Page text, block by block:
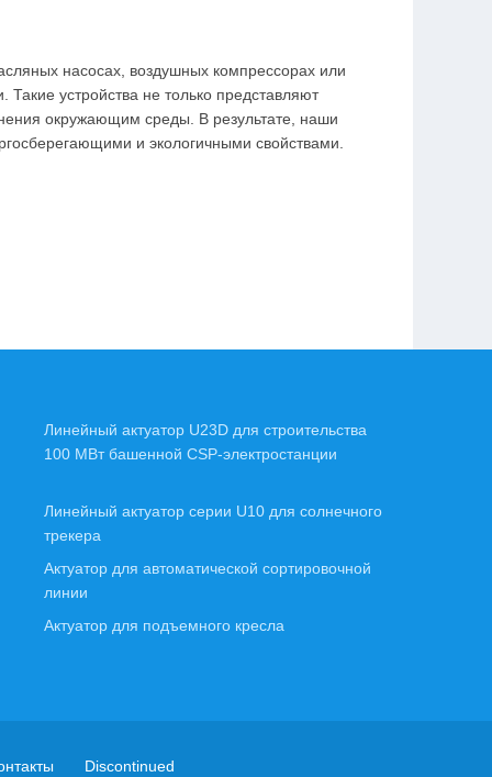
насосах, воздушных компрессорах или
устройства не только представляют
окружающим среды. В результате, наши
и экологичными свойствами.
Линейный актуатор U23D для строительства
100 МВт башенной CSP-электростанции
Линейный актуатор серии U10 для солнечного
трекера
Актуатор для автоматической сортировочной
линии
Актуатор для подъемного кресла
Discontinued